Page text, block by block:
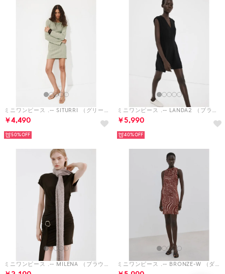
ミニワンピース .-- SITURRI （グリーン）
￥4,490
50%
ミニワンピース .-- LANDA2 （ブラック）
￥5,990
40%
ミニワンピース .-- MILENA （ブラウン） ミニワンピース .-- BRONZE-W （ダークレッド）